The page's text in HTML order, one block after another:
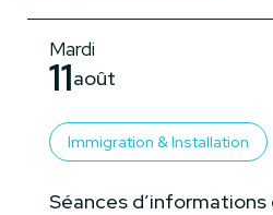
Mardi
11août
Immigration & Installation
Séances d’informations